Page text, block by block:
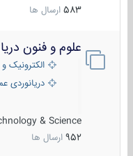
583 ارسال ها
علوم و فنون
الکترونیک و
دریانوردی
& Science
952 ارسال ها